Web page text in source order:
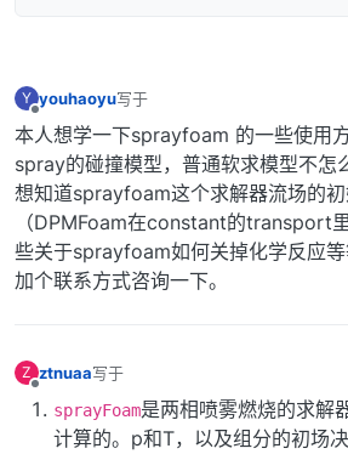
Y
离线
youhaoyu写于
最后由 编辑
本人想学一下sprayfoam 的一些使用
spray的碰撞模型，普通软求模型不怎
想知道sprayfoam这个求解器流场的
（DPMFoam在constant的transport
些关于sprayfoam如何关掉化学反应
加个联系方式咨询一下。
Z ztnuaa写于
最后由 编辑
sprayFoam是两相喷雾燃烧的求解
计算的。p和T，以及组分的初场决